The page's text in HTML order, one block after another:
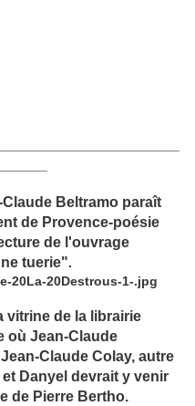
Beltramo paraît
de Provence-poésie
de l'ouvrage
tuerie".
vitrine de la librairie
où Jean-Claude
Claude Colay, autre
Danyel devrait y venir
de Pierre Bertho.